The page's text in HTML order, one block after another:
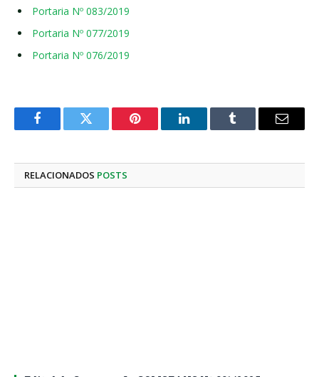
Portaria Nº 083/2019
Portaria Nº 077/2019
Portaria Nº 076/2019
FacebookTwitter Pinterest LinkedInTumblr
E-
RELACIONADOS POSTS